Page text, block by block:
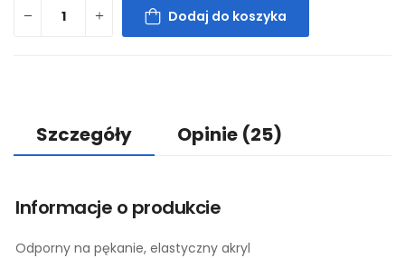
Dodaj do koszyka
Szczegóły Opinie (25)
Informacje o produkcie
Odporny na pękanie, elastyczny akryl